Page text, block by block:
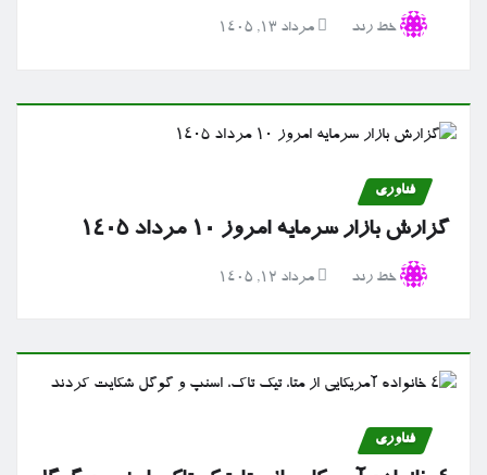
خط رند مرداد ۱۳, ۱۴۰۵
فناوری
گزارش بازار سرمایه امروز ۱۰ مرداد ۱۴۰۵
خط رند مرداد ۱۲, ۱۴۰۵
فناوری